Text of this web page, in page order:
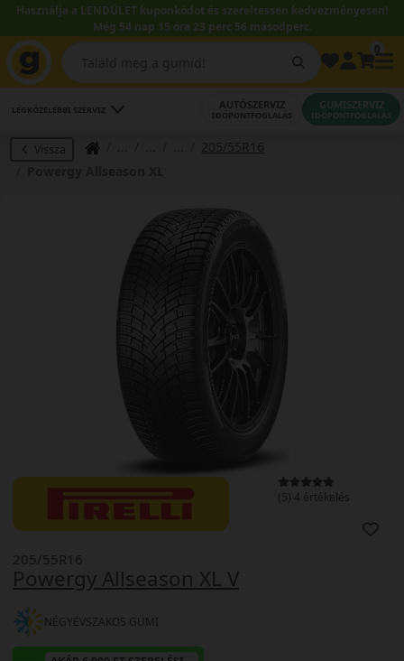
Használja a LENDÜLET kuponkódot és szereltessen kedvezményesen!
Még 54 nap 15 óra 23 perc 55 másodperc.
LEGKÖZELEBBI SZERVIZ AUTÓSZERVIZ
IDŐPONTFOGLALÁS
GUMISZERVIZ
IDŐPONTFOGLALÁS
Vissza
205/55R16
(5) 4 értékelés
Powergy Allseason XL V
205/55R16
NÉGYÉVSZAKOS GUMI